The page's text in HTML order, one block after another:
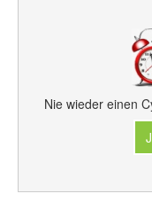
Nie wieder einen